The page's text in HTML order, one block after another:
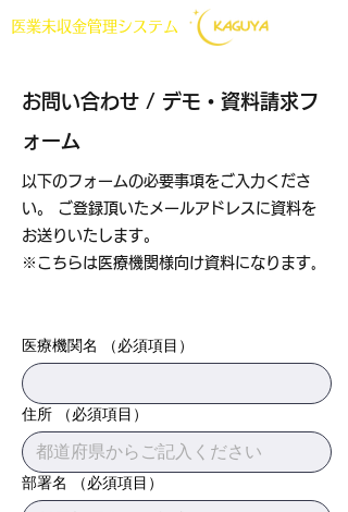
医業未収金管理システム
お問い合わせ / デモ・資料請求フ
ォーム
以下のフォームの必要事項をご入力くださ
い。 ご登録頂いたメールアドレスに資料を
お送りいたします。
※こちらは医療機関様向け資料になります｡
医療機関名 （必須項目）
住所 （必須項目）
部署名 （必須項目）